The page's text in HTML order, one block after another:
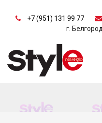
+7 (951) 131 99 77
г.